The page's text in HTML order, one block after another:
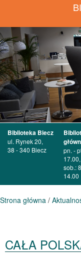
Biblioteka Biecz
ul. Rynek 20,
38 - 340 Biecz
pn. -
17.00,
sob.:
14.00
Strona główna /
CAŁA